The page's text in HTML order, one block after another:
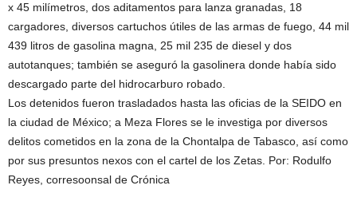
x 45 milímetros, dos aditamentos para lanza granadas, 18
cargadores, diversos cartuchos útiles de las armas de fuego, 44 mil
439 litros de gasolina magna, 25 mil 235 de diesel y dos
autotanques; también se aseguró la gasolinera donde había sido
descargado parte del hidrocarburo robado.
Los detenidos fueron trasladados hasta las oficias de la SEIDO en
la ciudad de México; a Meza Flores se le investiga por diversos
delitos cometidos en la zona de la Chontalpa de Tabasco, así como
por sus presuntos nexos con el cartel de los Zetas. Por: Rodulfo
Reyes, corresoonsal de Crónica